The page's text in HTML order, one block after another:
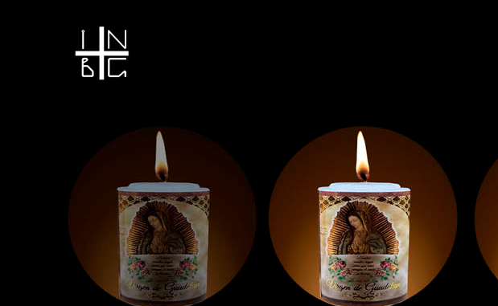
Vela encendida